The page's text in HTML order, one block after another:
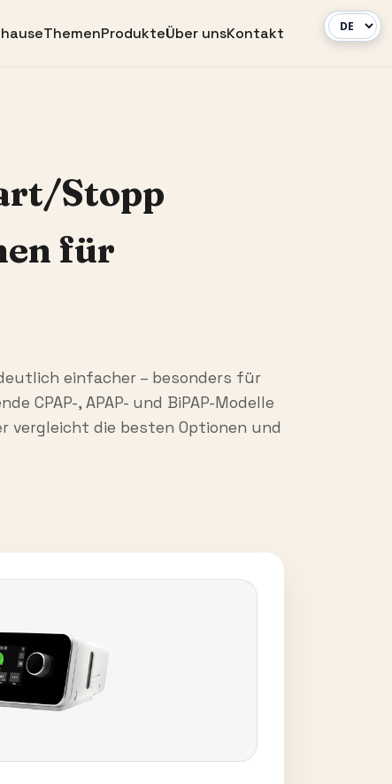
ThemenProdukteÜber unsKontakt
Stopp
für
einfacher – besonders für
CPAP-, APAP- und BiPAP-Modelle
vergleicht die besten Optionen und